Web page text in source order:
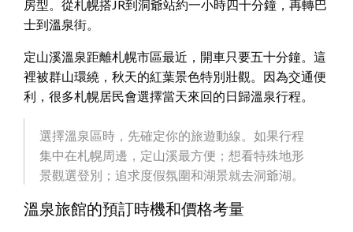
房型。從札幌搭JR到洞爺站約一小時四十分鐘，再轉巴
士到溫泉街。
定山溪溫泉距離札幌市區最近，開車只要五十分鐘。這
裡被群山環繞，秋天的紅葉景色特別壯觀。因為交通便
利，很多札幌居民會選擇當天來回的日歸溫泉行程。
選擇溫泉區時，先確定你的旅遊動線。如果行程
集中在札幌周邊，定山溪最方便；想看特殊地形
景觀選登別；追求度假氛圍和湖景就去洞爺湖。
溫泉旅館的預訂時機和價格考量